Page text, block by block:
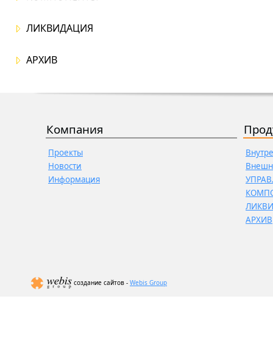
ЛИКВИДАЦИЯ
АРХИВ
Компания
Проекты
Новости
Информация
АРХИВ
создание сайтов - Webis Group